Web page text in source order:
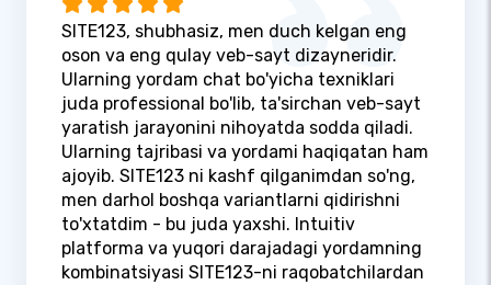
SITE123, shubhasiz, men duch kelgan eng
oson va eng qulay veb-sayt dizayneridir.
Ularning yordam chat bo'yicha texniklari
juda professional bo'lib, ta'sirchan veb-sayt
yaratish jarayonini nihoyatda sodda qiladi.
Ularning tajribasi va yordami haqiqatan ham
ajoyib. SITE123 ni kashf qilganimdan so'ng,
men darhol boshqa variantlarni qidirishni
to'xtatdim - bu juda yaxshi. Intuitiv
platforma va yuqori darajadagi yordamning
kombinatsiyasi SITE123-ni raqobatchilardan